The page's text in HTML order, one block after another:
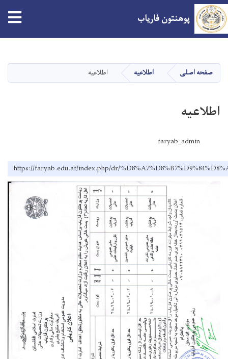
main
content
پوهنتون فاریاب
صفحه اصلی اطلاعیه اطلاعیه
اطلاعیه
faryab_admin
https://faryab.edu.af/index.php/dr/